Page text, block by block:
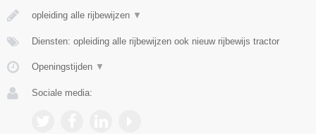
opleiding alle rijbewijzen ▼
Diensten: opleiding alle rijbewijzen ook nieuw rijbewijs tractor
Openingstijden ▼
Sociale media: